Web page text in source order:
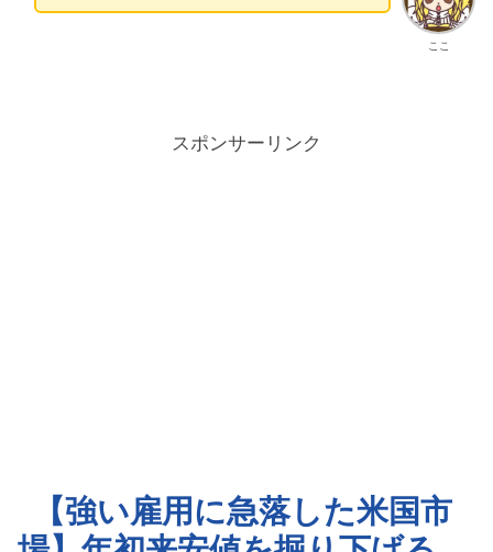
ここ
スポンサーリンク
【強い雇用に急落した米国市